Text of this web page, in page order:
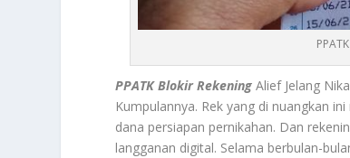
PPATK Blokir Rekening Alief Jelang
Kumpulannya. Rek yang di nuangkan
dana persiapan pernikahan. Dan
langganan digital. Selama berbulan-